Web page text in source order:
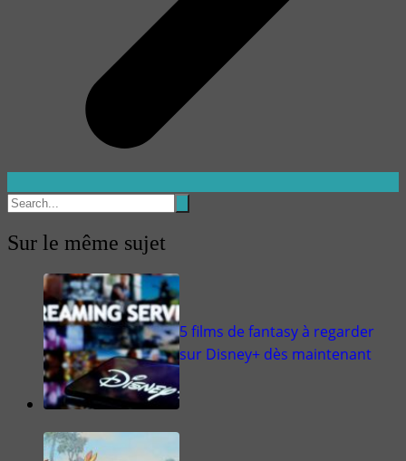
Sur le même sujet
5 films de fantasy à regarder
sur Disney+ dès maintenant